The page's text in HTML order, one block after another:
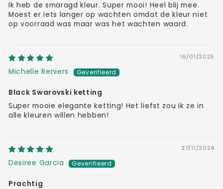
Ik heb de smaragd kleur. Super mooi! Heel blij mee.
Moest er iets langer op wachten omdat de kleur niet
op voorraad was maar was het wachten waard.
16/01/2025
Michelle Reniers
Black Swarovski ketting
Super mooie elegante ketting! Het liefst zou ik ze in
alle kleuren willen hebben!
27/11/2024
Desiree Garcia
Prachtig